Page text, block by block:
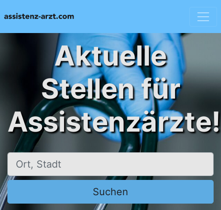
Aktuelle
Stellen für
Assistenzärzte!
Ort, Stadt
Suchen